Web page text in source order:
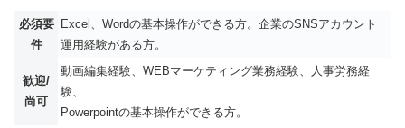
必須要
件
Excel、Wordの基本操作ができる方。企業のSNSアカウント
運用経験がある方。
歓迎/
尚可
動画編集経験、WEBマーケティング業務経験、人事労務経
験、
Powerpointの基本操作ができる方。